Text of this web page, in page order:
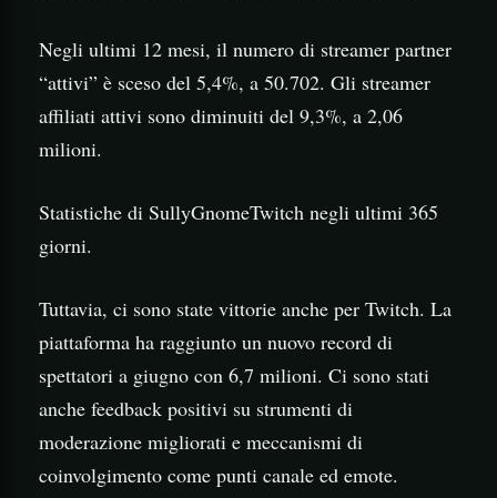
Negli ultimi 12 mesi, il numero di streamer partner
“attivi” è sceso del 5,4%, a 50.702. Gli streamer
affiliati attivi sono diminuiti del 9,3%, a 2,06
milioni.
Statistiche di SullyGnomeTwitch negli ultimi 365
giorni.
Tuttavia, ci sono state vittorie anche per Twitch. La
piattaforma ha raggiunto un nuovo record di
spettatori a giugno con 6,7 milioni. Ci sono stati
anche feedback positivi su strumenti di
moderazione migliorati e meccanismi di
coinvolgimento come punti canale ed emote.